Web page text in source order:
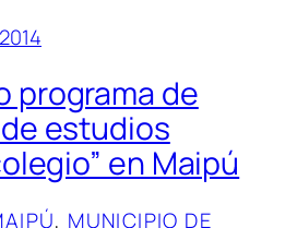
programa de
estudios
en Maipú
, MUNICIPIO DE